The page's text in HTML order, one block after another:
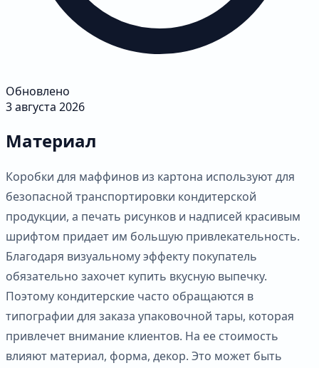
Обновлено
3 августа 2026
Материал
Коробки для маффинов из картона используют для
безопасной транспортировки кондитерской
продукции, а печать рисунков и надписей красивым
шрифтом придает им большую привлекательность.
Благодаря визуальному эффекту покупатель
обязательно захочет купить вкусную выпечку.
Поэтому кондитерские часто обращаются в
типографии для заказа упаковочной тары, которая
привлечет внимание клиентов. На ее стоимость
влияют материал, форма, декор. Это может быть